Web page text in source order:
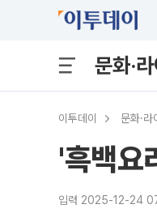
문화·
이투데이 문화·라
'흑백요
입력 2025-12-24